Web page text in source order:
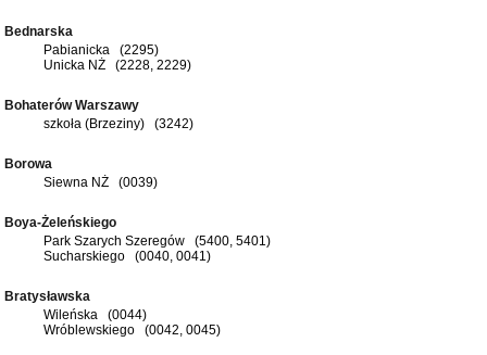
Bednarska
Pabianicka (2295)
Unicka NŻ (2228, 2229)
Bohaterów Warszawy
szkoła (Brzeziny) (3242)
Borowa
Siewna NŻ (0039)
Boya-Żeleńskiego
Park Szarych Szeregów (5400, 5401)
Sucharskiego (0040, 0041)
Bratysławska
Wileńska (0044)
Wróblewskiego (0042, 0045)